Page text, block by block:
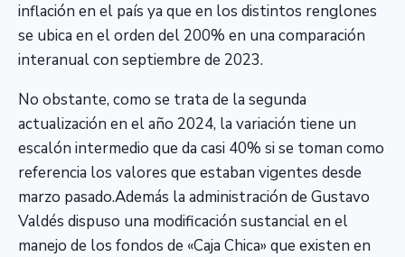
inflación en el país ya que en los distintos renglones
se ubica en el orden del 200% en una comparación
interanual con septiembre de 2023.
No obstante, como se trata de la segunda
actualización en el año 2024, la variación tiene un
escalón intermedio que da casi 40% si se toman como
referencia los valores que estaban vigentes desde
marzo pasado.Además la administración de Gustavo
Valdés dispuso una modificación sustancial en el
manejo de los fondos de «Caja Chica» que existen en